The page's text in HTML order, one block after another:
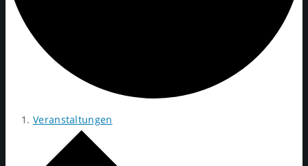
Veranstaltungen